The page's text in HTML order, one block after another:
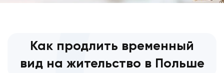
Как продлить временный
вид на жительство в Польше